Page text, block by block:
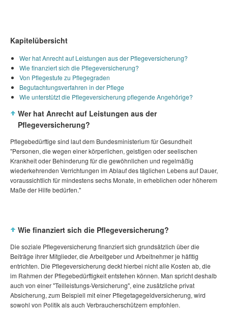
Kapitelübersicht
Wer hat Anrecht auf Leistungen aus der Pflegeversicherung?
Wie finanziert sich die Pflegeversicherung?
Von Pflegestufe zu Pflegegraden
Begutachtungsverfahren in der Pflege
Wie unterstützt die Pflegeversicherung pflegende Angehörige?
Wer hat Anrecht auf Leistungen aus der
Pflegeversicherung?
Pflegebedürftige sind laut dem Bundesministerium für Gesundheit
"Personen, die wegen einer körperlichen, geistigen oder seelischen
Krankheit oder Behinderung für die gewöhnlichen und regelmäßig
wiederkehrenden Verrichtungen im Ablauf des täglichen Lebens auf Dauer,
voraussichtlich für mindestens sechs Monate, in erheblichen oder höherem
Maße der Hilfe bedürfen."
Wie finanziert sich die Pflegeversicherung?
Die soziale Pflegeversicherung finanziert sich grundsätzlich über die
Beiträge ihrer Mitglieder, die Arbeitgeber und Arbeitnehmer je häfltig
entrichten. Die Pflegeversicherung deckt hierbei nicht alle Kosten ab, die
im Rahmen der Pflegebedürftigkeit entstehen können. Man spricht deshalb
auch von einer "Teilleistungs-Versicherung", eine zusätzliche privat
Absicherung, zum Beispiell mit einer Pflegetagegeldversicherung, wird
sowohl von Politik als auch Verbraucherschützern empfohlen.